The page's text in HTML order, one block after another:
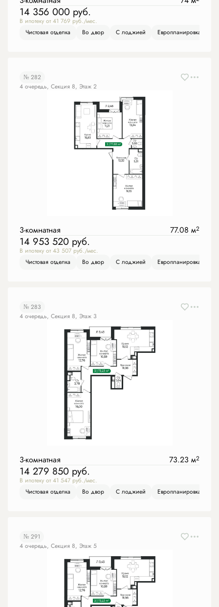
14 356 000 руб.
В ипотеку от 41 769 руб./мес.
Чистовая отделка
Во двор С лоджией Европланировка
№ 282
4 очередь, Секция 8, Этаж 2
3-комнатная 77.08 м2
14 953 520 руб.
В ипотеку от 43 507 руб./мес.
Чистовая отделка
Во двор С лоджией Европланировка
№ 283
4 очередь, Секция 8, Этаж 3
3-комнатная 73.23 м2
14 279 850 руб.
В ипотеку от 41 547 руб./мес.
Чистовая отделка
Во двор С лоджией Европланировка
№ 291
4 очередь, Секция 8, Этаж 5